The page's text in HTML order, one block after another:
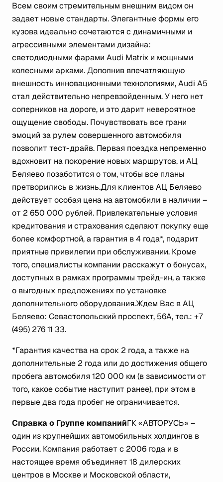
Всем своим стремительным внешним видом он
задает новые стандарты. Элегантные формы его
кузова идеально сочетаются с динамичными и
агрессивными элементами дизайна:
светодиодными фарами Audi Matrix и мощными
колесными арками. Дополнив впечатляющую
внешность инновационными технологиями, Audi A5
стал действительно непревзойденным. У него нет
соперников на дороге, и это дарит невероятное
ощущение свободы. Почувствовать все грани
эмоций за рулем совершенного автомобиля
позволит тест-драйв. Первая поездка непременно
вдохновит на покорение новых маршрутов, и АЦ
Беляево позаботится о том, чтобы все планы
претворились в жизнь.Для клиентов АЦ Беляево
действует особая цена на автомобили в наличии –
от 2 650 000 рублей. Привлекательные условия
кредитования и страхования сделают покупку еще
более комфортной, а гарантия в 4 года*, подарит
приятные привилегии при обслуживании. Кроме
того, специалисты компании расскажут о бонусах,
доступных в рамках программы трейд-ин, а также
о выгодных предложениях по установке
дополнительного оборудования.Ждем Вас в АЦ
Беляево: Севастопольский проспект, 56А, тел.: +7
(495) 276 11 33.
*Гарантия качества на срок 2 года, а также на
дополнительные 2 года или до достижения общего
пробега автомобиля 120 000 км (в зависимости от
того, какое событие наступит ранее), при этом в
первые два года пробег не ограничивается.
Справка о Группе компанийГК «АВТОРУСЬ» –
один из крупнейших автомобильных холдингов в
России. Компания работает с 2006 года и в
настоящее время объединяет 18 дилерских
центров в Москве и Московской области,